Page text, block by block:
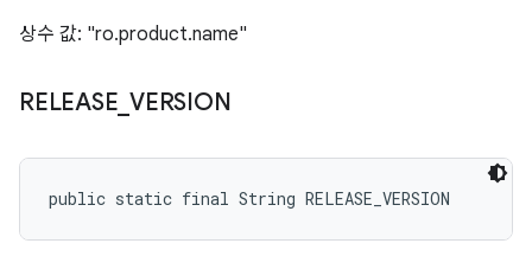
상수 값: "ro.product.name"
RELEASE VERSION
public static final String RELEASE_VERSION